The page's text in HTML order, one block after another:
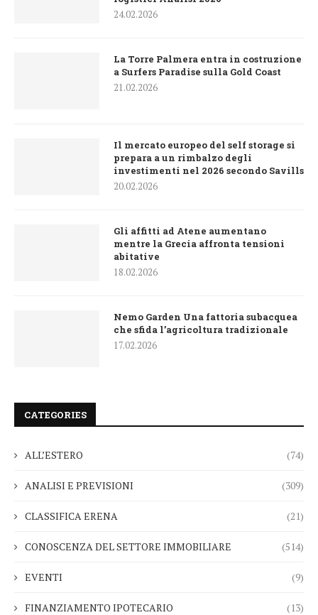
24.02.2026
La Torre Palmera entra in costruzione
a Surfers Paradise sulla Gold Coast
21.02.2026
Il mercato europeo del self storage si
prepara a un rimbalzo degli
investimenti nel 2026 secondo Savills
20.02.2026
Gli affitti ad Atene aumentano
mentre la Grecia affronta tensioni
abitative
18.02.2026
Nemo Garden Una fattoria subacquea
che sfida l’agricoltura tradizionale
17.02.2026
CATEGORIES
ALL’ESTERO (74)
ANALISI E PREVISIONI (309)
CLASSIFICA ERENA (21)
CONOSCENZA DEL SETTORE IMMOBILIARE (514)
EVENTI (9)
FINANZIAMENTO IPOTECARIO (13)